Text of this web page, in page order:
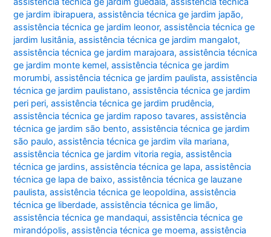
ge jardim ibirapuera,assistência técnica ge jardim japão,
assistência técnica ge jardim leonor,assistência técnica ge
jardim lusitânia,assistência técnica ge jardim mangalot,
assistência técnica ge jardim marajoara,assistência técnica
ge jardim monte kemel,assistência técnica ge jardim
morumbi,assistência técnica ge jardim paulista,assistência
técnica ge jardim paulistano,assistência técnica ge jardim
peri peri,assistência técnica ge jardim prudência,
assistência técnica ge jardim raposo tavares,assistência
técnica ge jardim são bento,assistência técnica ge jardim
são paulo,assistência técnica ge jardim vila mariana,
assistência técnica ge jardim vitoria regia,assistência
técnica ge jardins,assistência técnica ge lapa,assistência
técnica ge lapa de baixo,assistência técnica ge lauzane
paulista,assistência técnica ge leopoldina,assistência
técnica ge liberdade,assistência técnica ge limão,
assistência técnica ge mandaqui,assistência técnica ge
mirandópolis,assistência técnica ge moema,assistência